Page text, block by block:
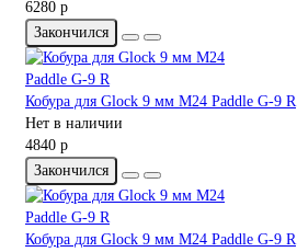
6280 р
Закончился
Кобура для Glock 9 мм M24 Paddle G-9 R
Нет в наличии
4840 р
Закончился
Кобура для Glock 9 мм M24 Paddle G-9 R